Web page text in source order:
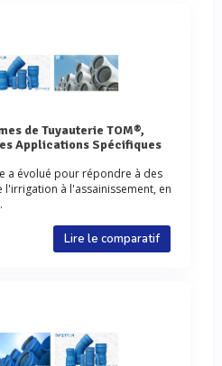
Applications Spécifiques
a évolué pour répondre à des
à l'assainissement, en
Lire le comparatif